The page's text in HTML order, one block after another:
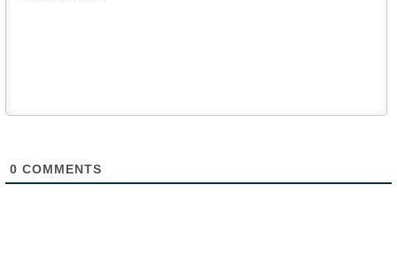
0 COMMENTS